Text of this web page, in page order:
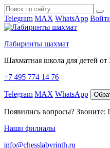
Telegram MAX WhatsApp
Лабиринты шахмат
Шахматная школа для детей от
+7 495 774 14 76
Telegram MAX WhatsApp
Появились вопросы? Звоните:
Наши филиалы
info@chesslabyrinth.ru